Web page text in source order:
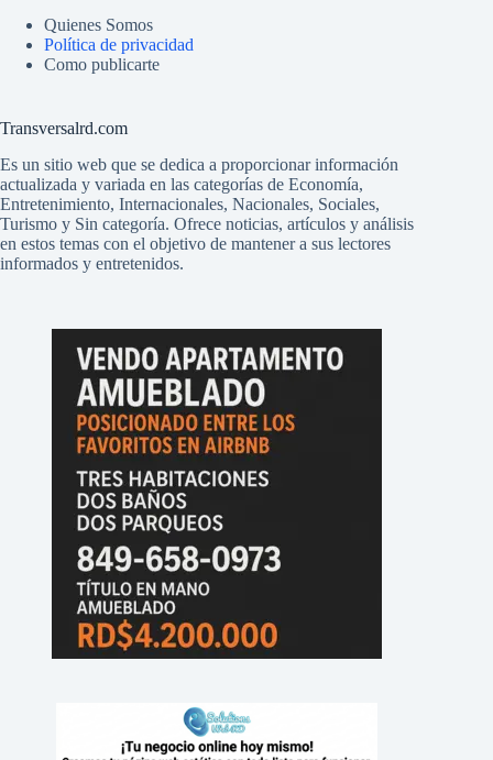
Quienes Somos
Política de privacidad
Como publicarte
Transversalrd.com
Es un sitio web que se dedica a proporcionar información
actualizada y variada en las categorías de Economía,
Entretenimiento, Internacionales, Nacionales, Sociales,
Turismo y Sin categoría. Ofrece noticias, artículos y análisis
en estos temas con el objetivo de mantener a sus lectores
informados y entretenidos.